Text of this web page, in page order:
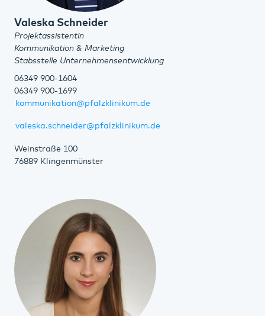
Valeska Schneider
Projektassistentin
Kommunikation & Marketing
Stabsstelle Unternehmensentwicklung
06349 900-1604
06349 900-1699
kommunikation@pfalzklinikum.de
valeska.schneider@pfalzklinikum.de
Weinstraße 100
76889 Klingenmünster